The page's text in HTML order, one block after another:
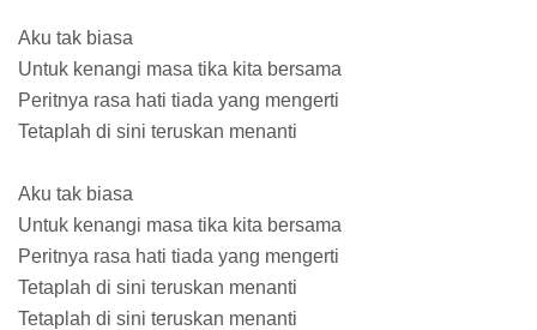
Aku tak biasa
Untuk kenangi masa tika kita bersama
Peritnya rasa hati tiada yang mengerti
Tetaplah di sini teruskan menanti
Aku tak biasa
Untuk kenangi masa tika kita bersama
Peritnya rasa hati tiada yang mengerti
Tetaplah di sini teruskan menanti
Tetaplah di sini teruskan menanti